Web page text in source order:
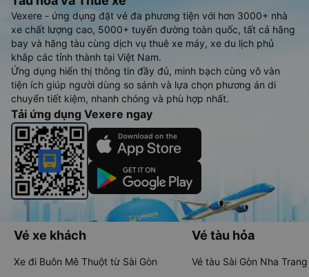
Vexere - ứng dụng đặt vé đa phương tiện với hơn 3000+ nhà
xe chất lượng cao, 5000+ tuyến đường toàn quốc, tất cả hãng
bay và hãng tàu cùng dịch vụ thuê xe máy, xe du lịch phủ
khắp các tỉnh thành tại Việt Nam.
Ứng dụng hiển thị thông tin đầy đủ, minh bạch cùng vô vàn
tiện ích giúp người dùng so sánh và lựa chọn phương án di
chuyển tiết kiệm, nhanh chóng và phù hợp nhất.
Tải ứng dụng Vexere ngay
Vé xe khách
Xe đi Buôn Mê Thuột từ Sài Gòn
Vé tàu hỏa
Vé tàu Sài Gòn Nha Trang